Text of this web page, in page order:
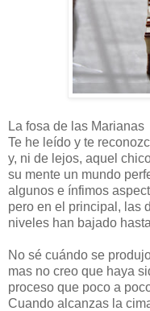
La fosa de las Marianas
Te he leído y te
y, ni de lejos, aquel
su mente un mundo
algunos e ínfimos
pero en el principal, las
niveles han bajado
No sé cuándo se
mas no creo que haya
proceso que poco a
Cuando alcanzas la